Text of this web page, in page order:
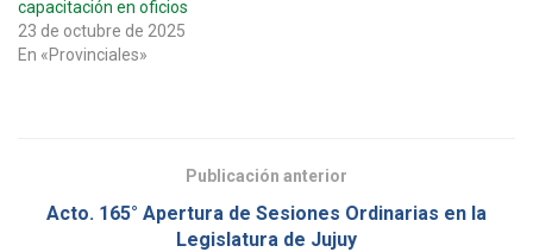
capacitación en oficios
23 de octubre de 2025
En «Provinciales»
Publicación anterior
Acto. 165° Apertura de Sesiones Ordinarias en la
Legislatura de Jujuy